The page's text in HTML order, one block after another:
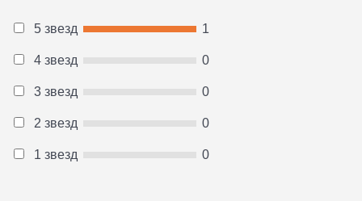
5 звезд 1
4 звезд 0
3 звезд 0
2 звезд 0
1 звезд 0